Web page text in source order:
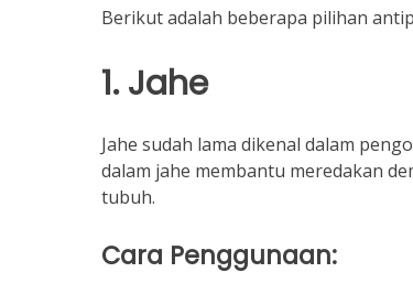
Berikut adalah beberapa pilihan
1. Jahe
Jahe sudah lama dikenal dalam
dalam jahe membantu meredakan
tubuh.
Cara Penggunaan: